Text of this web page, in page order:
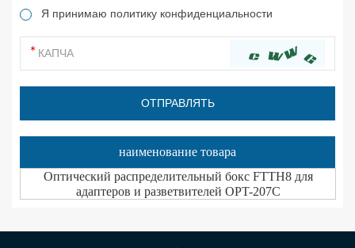
Я принимаю политику конфиденциальности
наименование товара
Оптический распределительный бокс FTTH8 для
адаптеров и разветвителей OPT-207C